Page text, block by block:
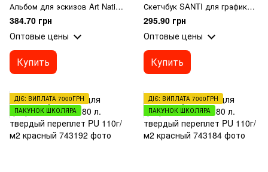
Альбом для эскизов Art Nation SKETCH pad, А3, 24 листа, 180gsm, на спирали
384.70 грн
Оптовые цены
Купить
Скетчбук SANTI для графики 13х21см 80 л. твердый переплет PU 110г/м2 черный
295.90 грн
Оптовые цены
Купить
ДІЄ: ВИПЛАТА 7000ГРН
ПАКУНОК ШКОЛЯРА
ДІЄ: ВИПЛАТА 7000ГРН
ПАКУНОК ШКОЛЯРА